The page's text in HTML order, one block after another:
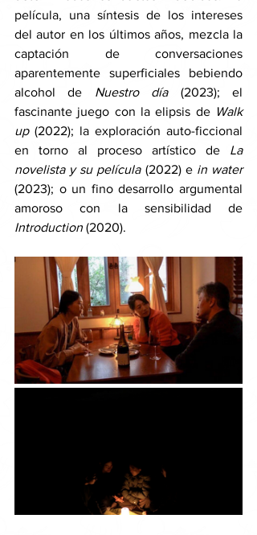
película, una síntesis de los intereses
del autor en los últimos años, mezcla la
captación de conversaciones
aparentemente superficiales bebiendo
alcohol de Nuestro día (2023); el
fascinante juego con la elipsis de Walk
up (2022); la exploración auto-ficcional
en torno al proceso artístico de La
novelista y su película (2022) e
in water
(2023); o un fino desarrollo argumental
Introduction (2020).